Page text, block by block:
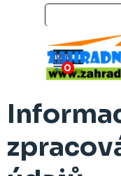
Přejít na obsah